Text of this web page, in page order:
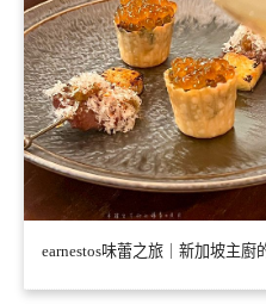
earnestos味蕾之旅｜新加坡主